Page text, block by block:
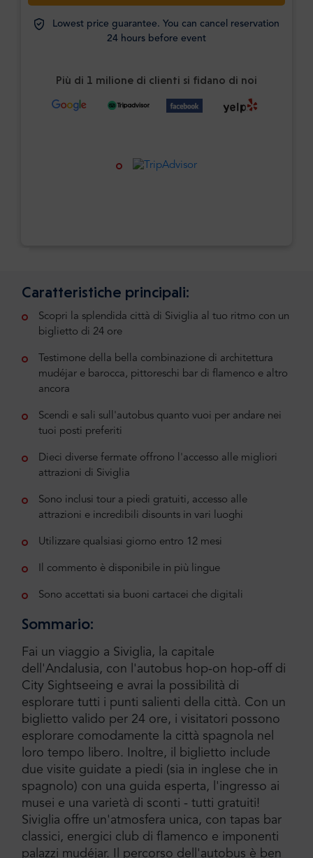
Lowest price guarantee. You can cancel reservation
24 hours before event
Più di 1 milione di clienti si fidano di noi
Caratteristiche principali:
Scopri la splendida città di Siviglia al tuo ritmo con un
biglietto di 24 ore
Testimone della bella combinazione di architettura
mudéjar e barocca, pittoreschi bar di flamenco e altro
ancora
Scendi e sali sull'autobus quanto vuoi per andare nei
tuoi posti preferiti
Dieci diverse fermate offrono l'accesso alle migliori
attrazioni di Siviglia
Sono inclusi tour a piedi gratuiti, accesso alle
attrazioni e incredibili disounts in vari luoghi
Utilizzare qualsiasi giorno entro 12 mesi
Il commento è disponibile in più lingue
Sono accettati sia buoni cartacei che digitali
Sommario:
Fai un viaggio a Siviglia, la capitale
dell'Andalusia, con l'autobus hop-on hop-off di
City Sightseeing e avrai la possibilità di
esplorare tutti i punti salienti della città. Con un
biglietto valido per 24 ore, i visitatori possono
esplorare comodamente la città spagnola nel
loro tempo libero. Inoltre, il biglietto include
due visite guidate a piedi (sia in inglese che in
spagnolo) con una guida esperta, l'ingresso ai
musei e una varietà di sconti - tutti gratuiti!
Siviglia offre un'atmosfera unica, con tapas bar
classici, energici club di flamenco e imponenti
palazzi mudéjar. Il percorso dell'autobus è ben